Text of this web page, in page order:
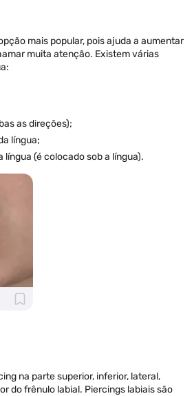
mais popular, pois ajuda a aumentar
muita atenção. Existem várias
as direções);
língua;
língua (é colocado sob a língua).
na parte superior, inferior, lateral,
do frênulo labial. Piercings labiais são